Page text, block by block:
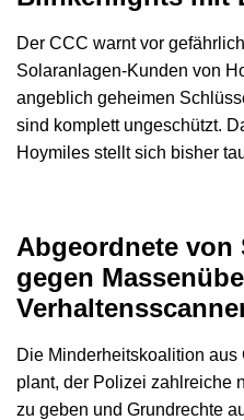
Der CCC warnt vor
Solaranlagen-Kunden von
angeblich geheimen
sind komplett ungeschützt.
Hoymiles stellt sich bisher
Abgeordnete von
gegen
Die Minderheitskoalition
plant, der Polizei zahlreiche
zu geben und Grundrechte